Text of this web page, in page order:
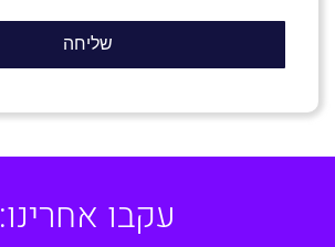
עקבו אחרינו: